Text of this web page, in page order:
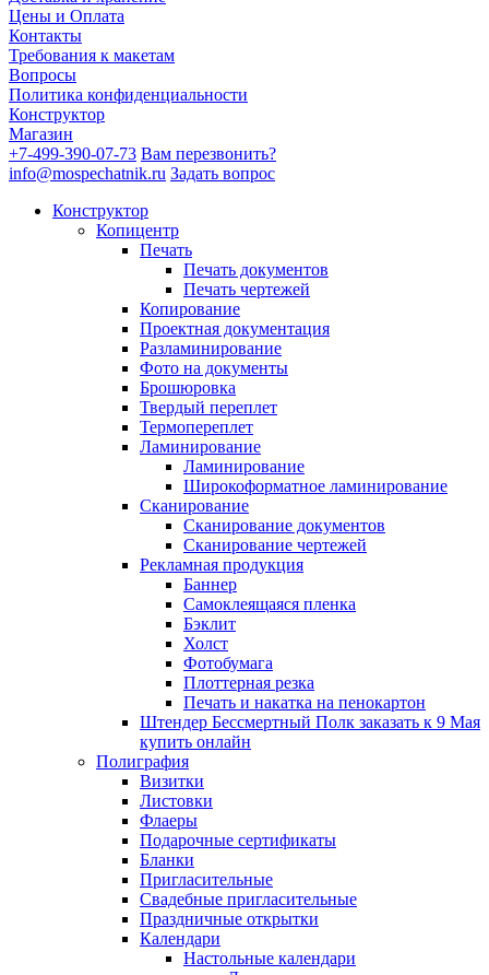
Цены и Оплата
Контакты
Требования к макетам
Вопросы
Политика конфиденциальности
Конструктор
Магазин
+7-499-390-07-73 Вам перезвонить?
info@mospechatnik.ru Задать вопрос
Конструктор
Копицентр
Печать
Печать документов
Печать чертежей
Копирование
Проектная документация
Разламинирование
Фото на документы
Брошюровка
Твердый переплет
Термопереплет
Ламинирование
Ламинирование
Широкоформатное ламинирование
Сканирование
Сканирование документов
Сканирование чертежей
Рекламная продукция
Баннер
Самоклеящаяся пленка
Бэклит
Холст
Фотобумага
Плоттерная резка
Печать и накатка на пенокартон
Штендер Бессмертный Полк заказать к 9 Мая
купить онлайн
Полиграфия
Визитки
Листовки
Флаеры
Подарочные сертификаты
Бланки
Пригласительные
Свадебные пригласительные
Праздничные открытки
Календари
Настольные календари